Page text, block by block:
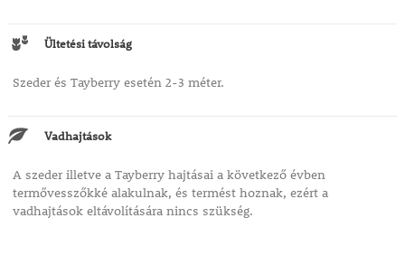
Ültetési távolság
Szeder és Tayberry esetén 2-3 méter.
Vadhajtások
A szeder illetve a Tayberry hajtásai a következő évben
termővesszőkké alakulnak, és termést hoznak, ezért a
vadhajtások eltávolítására nincs szükség.